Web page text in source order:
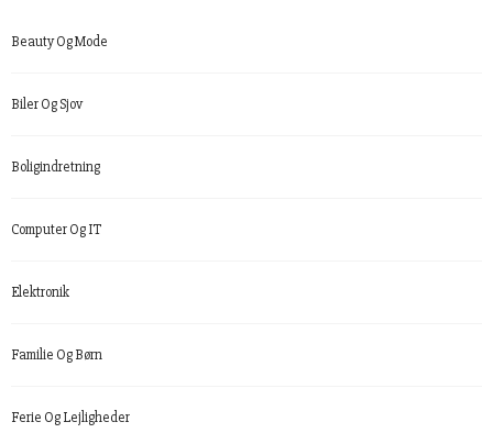
Beauty Og Mode
Biler Og Sjov
Boligindretning
Computer Og IT
Elektronik
Familie Og Børn
Ferie Og Lejligheder